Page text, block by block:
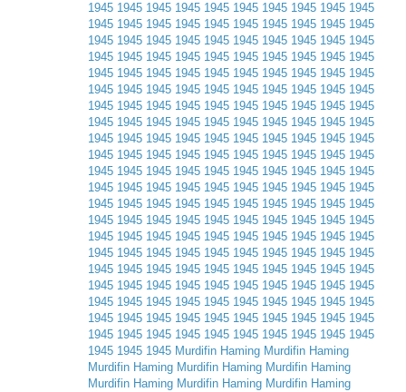
1945 1945 1945 1945 1945 1945 1945 1945 1945 1945
1945 1945 1945 1945 1945 1945 1945 1945 1945 1945
1945 1945 1945 1945 1945 1945 1945 1945 1945 1945
1945 1945 1945 1945 1945 1945 1945 1945 1945 1945
1945 1945 1945 1945 1945 1945 1945 1945 1945 1945
1945 1945 1945 1945 1945 1945 1945 1945 1945 1945
1945 1945 1945 1945 1945 1945 1945 1945 1945 1945
1945 1945 1945 1945 1945 1945 1945 1945 1945 1945
1945 1945 1945 1945 1945 1945 1945 1945 1945 1945
1945 1945 1945 1945 1945 1945 1945 1945 1945 1945
1945 1945 1945 1945 1945 1945 1945 1945 1945 1945
1945 1945 1945 1945 1945 1945 1945 1945 1945 1945
1945 1945 1945 1945 1945 1945 1945 1945 1945 1945
1945 1945 1945 1945 1945 1945 1945 1945 1945 1945
1945 1945 1945 1945 1945 1945 1945 1945 1945 1945
1945 1945 1945 1945 1945 1945 1945 1945 1945 1945
1945 1945 1945 1945 1945 1945 1945 1945 1945 1945
1945 1945 1945 1945 1945 1945 1945 1945 1945 1945
1945 1945 1945 1945 1945 1945 1945 1945 1945 1945
1945 1945 1945 1945 1945 1945 1945 1945 1945 1945
1945 1945 1945 1945 1945 1945 1945 1945 1945 1945
1945 1945 1945 Murdifin Haming Murdifin Haming
Murdifin Haming Murdifin Haming Murdifin Haming
Murdifin Haming Murdifin Haming Murdifin Haming